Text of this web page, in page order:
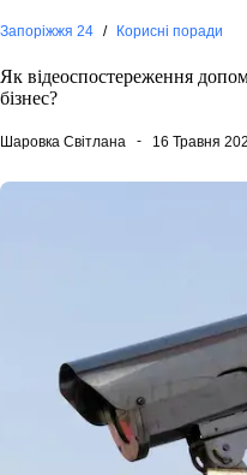
Запоріжжя 24 / Корисні поради
Як відеоспостереження
бізнес?
Шаровка Світлана 16 Травня